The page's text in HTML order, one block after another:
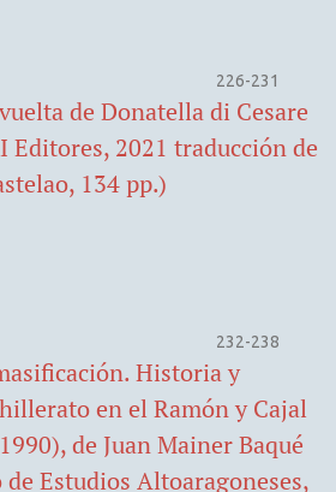
226-231
de Donatella di Cesare
Editores, 2021 traducción de
134 pp.)
232-238
Historia y
en el Ramón y Cajal
de Juan Mainer Baqué
Estudios Altoaragoneses,